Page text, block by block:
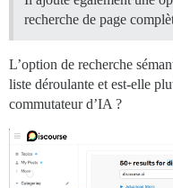
recherche de page
L’option de recherche
liste déroulante et est-elle
commutateur d’IA ?